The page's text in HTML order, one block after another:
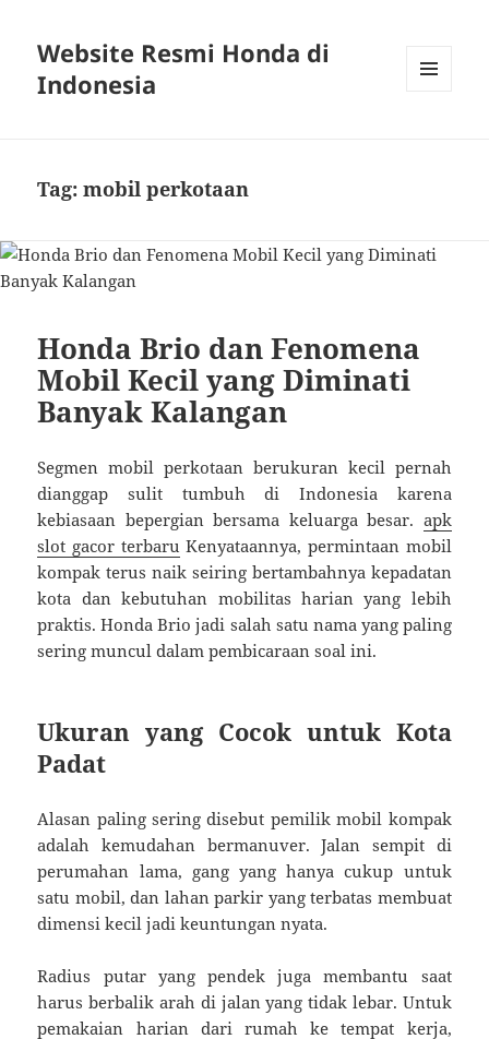
Website Resmi Honda di
Indonesia
Tag:mobil perkotaan
Honda Brio dan Fenomena
Mobil Kecil yang Diminati
Banyak Kalangan
Segmen mobil perkotaan berukuran kecil pernah
dianggap sulit tumbuh di Indonesia karena
kebiasaan bepergian bersama keluarga besar. apk
slot gacor terbaru Kenyataannya, permintaan mobil
kompak terus naik seiring bertambahnya kepadatan
kota dan kebutuhan mobilitas harian yang lebih
praktis. Honda Brio jadi salah satu nama yang paling
sering muncul dalam pembicaraan soal ini.
Ukuran yang Cocok untuk Kota
Padat
Alasan paling sering disebut pemilik mobil kompak
adalah kemudahan bermanuver. Jalan sempit di
perumahan lama, gang yang hanya cukup untuk
satu mobil, dan lahan parkir yang terbatas membuat
dimensi kecil jadi keuntungan nyata.
Radius putar yang pendek juga membantu saat
harus berbalik arah di jalan yang tidak lebar. Untuk
pemakaian harian dari rumah ke tempat kerja,